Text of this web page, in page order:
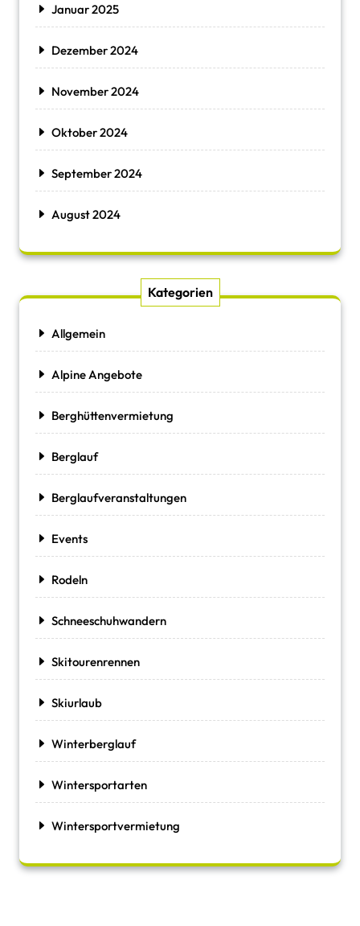
Januar 2025
Dezember 2024
November 2024
Oktober 2024
September 2024
August 2024
Kategorien
Allgemein
Alpine Angebote
Berghüttenvermietung
Berglauf
Berglaufveranstaltungen
Events
Rodeln
Schneeschuhwandern
Skitourenrennen
Skiurlaub
Winterberglauf
Wintersportarten
Wintersportvermietung